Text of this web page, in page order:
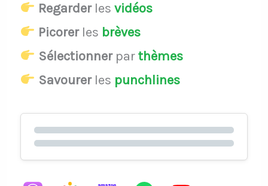
Regarderles vidéos
Picorerles brèves
Sélectionnerparthèmes
Savourerles punchlines